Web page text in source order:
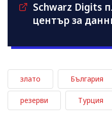
Schwarz Digits
център за
злато България
резерви Турция